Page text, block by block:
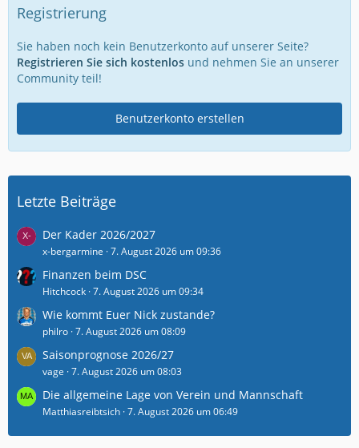
Registrierung
Sie haben noch kein Benutzerkonto auf unserer Seite?
Registrieren Sie sich kostenlos und nehmen Sie an unserer
Community teil!
Benutzerkonto erstellen
Letzte Beiträge
Der Kader 2026/2027
x-bergarmine 7. August 2026 um 09:36
Finanzen beim DSC
Hitchcock 7. August 2026 um 09:34
Wie kommt Euer Nick zustande?
philro 7. August 2026 um 08:09
Saisonprognose 2026/27
vage 7. August 2026 um 08:03
Die allgemeine Lage von Verein und Mannschaft
Matthiasreibtsich 7. August 2026 um 06:49